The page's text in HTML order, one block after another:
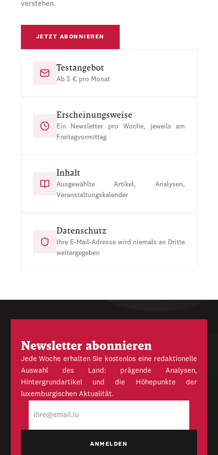
verstehen.
JETZT ABONNIEREN
Testangebot
Ab 5 € pro Monat
Erscheinungsweise
Ein Newsletter pro Woche, jeweils am
Freitagvormittag
Inhalt
Ausgewählte Artikel, Analysen,
Veranstaltungskalender
Datenschutz
Ihre E-Mail-Adresse wird niemals an Dritte
weitergegeben
Newsletter abonnieren
Jede Woche erhalten Sie kostenlos eine redaktionelle
Auswahl des Land: prägende Analysen,
Hintergrundartikel und die Höhepunkte der
luxemburgischen Aktualität.
Mail